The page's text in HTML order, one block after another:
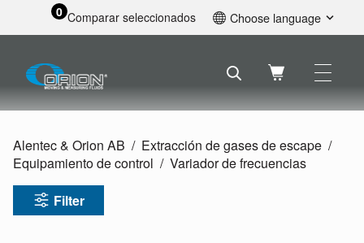
0 Comparar seleccionados Choose language
Svenska
Nederlands
Deutsch
Alentec & Orion AB
Extracción de gases de escape
Equipamiento de control
Variador de frecuencias
Filter